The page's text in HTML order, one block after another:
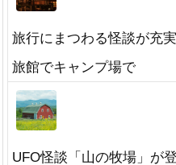
旅行にまつわる怪談が充
旅館でキャンプ場で
UFO怪談「山の牧場」が